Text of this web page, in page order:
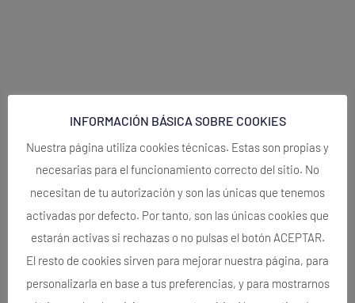
INFORMACIÓN BÁSICA SOBRE COOKIES
Nuestra página utiliza cookies técnicas. Estas son propias y
necesarias para el funcionamiento correcto del sitio. No
necesitan de tu autorización y son las únicas que tenemos
activadas por defecto. Por tanto, son las únicas cookies que
estarán activas si rechazas o no pulsas el botón ACEPTAR.
El resto de cookies sirven para mejorar nuestra página, para
personalizarla en base a tus preferencias, y para mostrarnos